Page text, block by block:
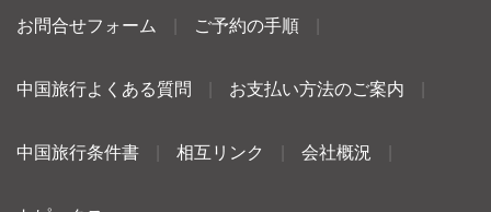
お問合せフォーム ご予約の手順
中国旅行よくある質問 お支払い方法のご案内
中国旅行条件書 相互リンク 会社概況